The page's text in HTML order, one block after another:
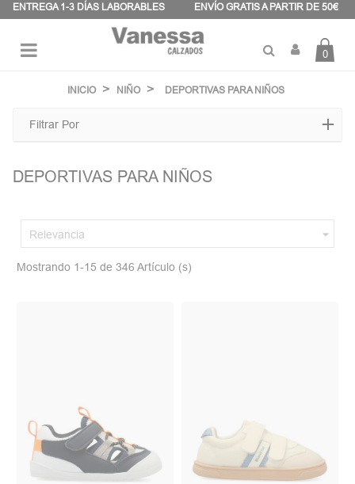
ENTREGA 1-3 DÍAS LABORABLES ENVÍO GRATIS A PARTIR DE 50€
palanca
0
INICIO NIÑO DEPORTIVAS PARA NIÑOS
Filtrar Por
DEPORTIVAS PARA NIÑOS
Relevancia 
Mostrando 1-15 de 346 Artículo (s)
Panel de gestión de cookies